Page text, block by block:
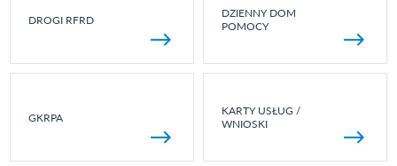
DROGI RFRD
DZIENNY DOM
POMOCY
GKRPA
KARTY USŁUG /
WNIOSKI